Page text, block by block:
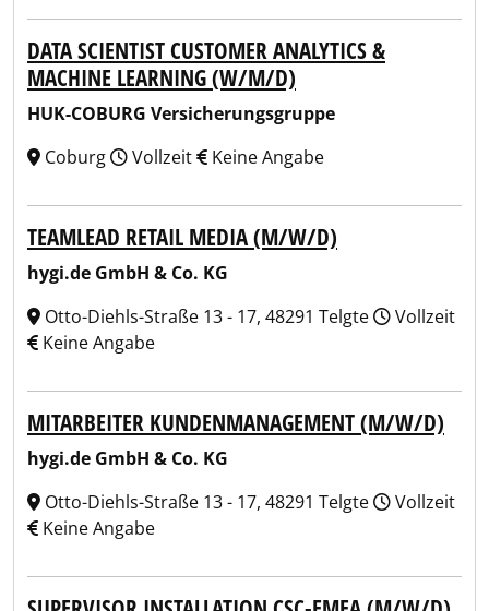
DATA SCIENTIST CUSTOMER ANALYTICS &
MACHINE LEARNING (W/M/D)
HUK-COBURG Versicherungsgruppe
Coburg
Vollzeit Keine Angabe
TEAMLEAD RETAIL MEDIA (M/W/D)
hygi.de GmbH & Co. KG
Otto-Diehls-Straße 13 - 17, 48291 Telgte
Vollzeit
Keine Angabe
MITARBEITER KUNDENMANAGEMENT (M/W/D)
hygi.de GmbH & Co. KG
Otto-Diehls-Straße 13 - 17, 48291 Telgte
Vollzeit
Keine Angabe